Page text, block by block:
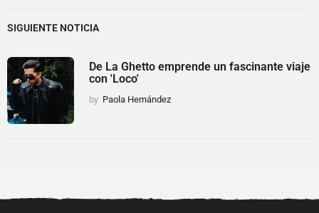
SIGUIENTE NOTICIA
De La Ghetto emprende un fascinante viaje
con 'Loco'
by Paola Hernández